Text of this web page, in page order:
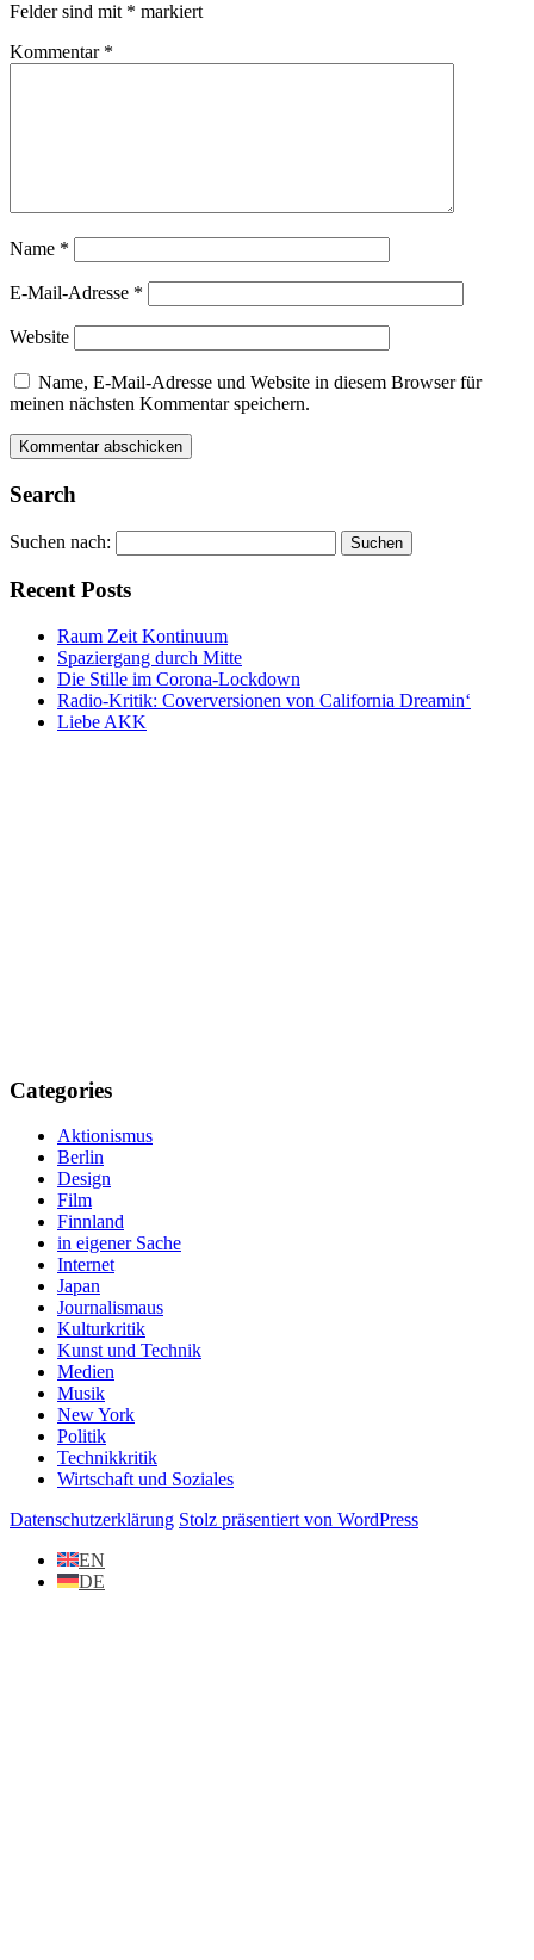
Felder sind mit * markiert
Kommentar *
Name *
E-Mail-Adresse *
Website
Name, E-Mail-Adresse und Website in diesem Browser für
meinen nächsten Kommentar speichern.
Alternative:
Alternative:
Search
Suchen nach:
Recent Posts
Raum Zeit Kontinuum
Spaziergang durch Mitte
Die Stille im Corona-Lockdown
Radio-Kritik: Coverversionen von California Dreamin‘
Liebe AKK
Categories
Aktionismus
Berlin
Design
Film
Finnland
in eigener Sache
Internet
Japan
Journalismaus
Kulturkritik
Kunst und Technik
Medien
Musik
New York
Politik
Technikkritik
Wirtschaft und Soziales
Datenschutzerklärung Stolz präsentiert von WordPress
EN
DE